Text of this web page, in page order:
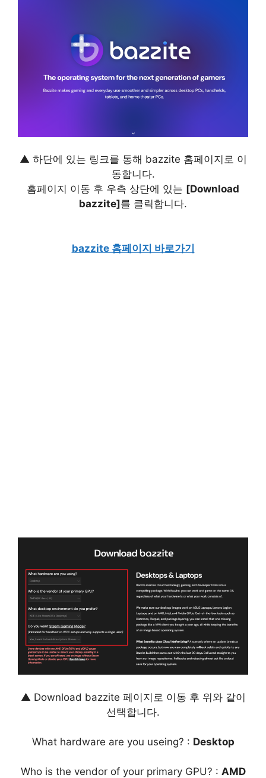
▲ 하단에 있는 링크를 통해 bazzite 홈페이지로 이
동합니다.
홈페이지 이동 후 우측 상단에 있는 [Download
bazzite]를 클릭합니다.
bazzite 홈페이지 바로가기
▲ Download bazzite 페이지로 이동 후 위와 같이
선택합니다.
What hardware are you useing? : Desktop
Who is the vendor of your primary GPU? : AMD